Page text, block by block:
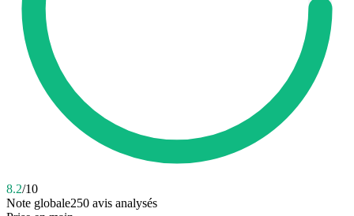
8.2/10
Note globale250 avis analysés